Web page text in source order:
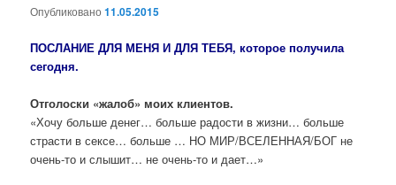
Опубликовано11.05.2015
ПОСЛАНИЕ ДЛЯ МЕНЯ И ДЛЯ ТЕБЯ, которое получила
сегодня.
Отголоски «жалоб» моих клиентов.
«Хочу больше денег… больше радости в жизни… больше
страсти в сексе… больше … НО МИР/ВСЕЛЕННАЯ/БОГ не
очень-то и слышит… не очень-то и дает…»